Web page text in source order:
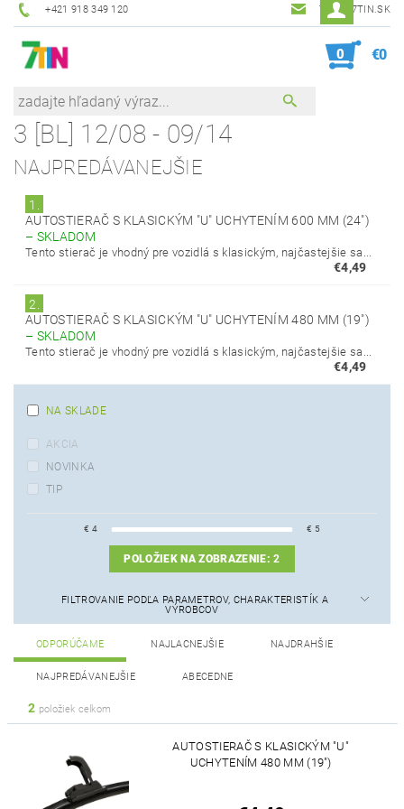
+421 918 349 120 7TIN@7TIN.SK
0 €0
3 [BL] 12/08 - 09/14
NAJPREDÁVANEJŠIE
1.
AUTOSTIERAČ S KLASICKÝM "U" UCHYTENÍM 600 MM (24")
– SKLADOM
Tento stierač je vhodný pre vozidlá s klasickým, najčastejšie sa...
€4,49
2.
AUTOSTIERAČ S KLASICKÝM "U" UCHYTENÍM 480 MM (19")
– SKLADOM
Tento stierač je vhodný pre vozidlá s klasickým, najčastejšie sa...
€4,49
NA SKLADE
AKCIA
NOVINKA
TIP
€ 4 € 5
POLOŽIEK NA ZOBRAZENIE:2
FILTROVANIE PODĽA PARAMETROV, CHARAKTERISTÍK A
VÝROBCOV
ODPORÚČAME NAJLACNEJŠIE NAJDRAHŠIE
NAJPREDÁVANEJŠIE ABECEDNE
2 položiek celkom
AUTOSTIERAČ S KLASICKÝM "U"
UCHYTENÍM 480 MM (19")